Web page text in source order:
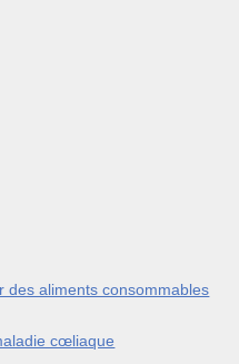
des aliments consommables
cœliaque